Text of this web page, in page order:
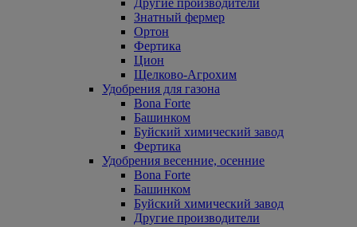
Другие производители
Знатный фермер
Ортон
Фертика
Цион
Щелково-Агрохим
Удобрения для газона
Bona Forte
Башинком
Буйский химический завод
Фертика
Удобрения весенние, осенние
Bona Forte
Башинком
Буйский химический завод
Другие производители